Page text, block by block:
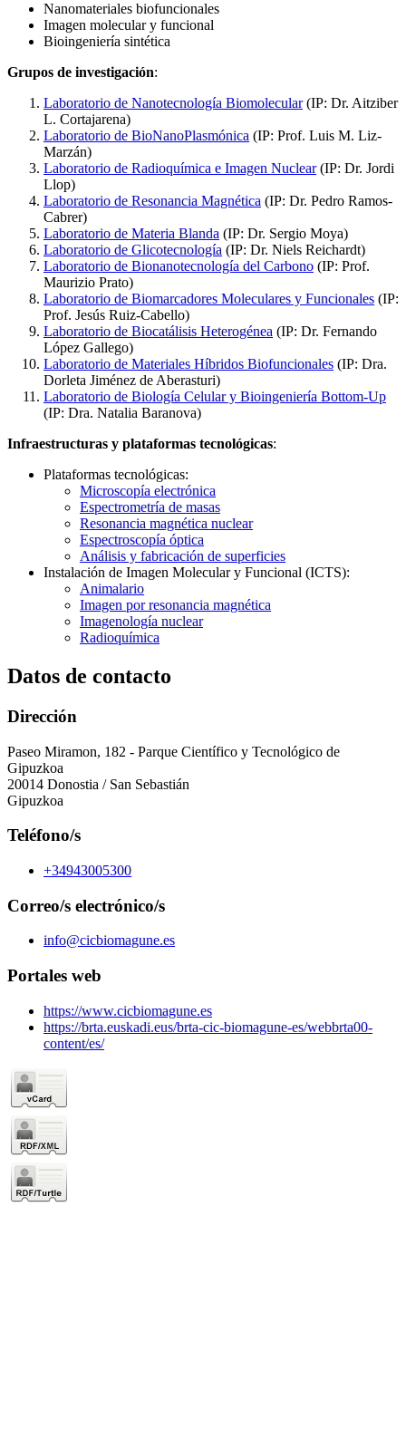
Nanomateriales biofuncionales
Imagen molecular y funcional
Bioingeniería sintética
Grupos de investigación:
Laboratorio de Nanotecnología Biomolecular(IP: Dr. Aitziber
L. Cortajarena)
Laboratorio de BioNanoPlasmónica (IP: Prof. Luis M. Liz-
Marzán)
Laboratorio de Radioquímica e Imagen Nuclear(IP: Dr. Jordi
Llop)
Laboratorio de Resonancia Magnética (IP: Dr. Pedro Ramos-
Cabrer)
Laboratorio de Materia Blanda (IP: Dr. Sergio Moya)
Laboratorio de Glicotecnología (IP: Dr. Niels Reichardt)
Laboratorio de Bionanotecnología del Carbono (IP: Prof.
Maurizio Prato)
Laboratorio de Biomarcadores Moleculares y Funcionales (IP:
Prof. Jesús Ruiz-Cabello)
Laboratorio de Biocatálisis Heterogénea (IP: Dr. Fernando
López Gallego)
Laboratorio de Materiales Híbridos Biofuncionales (IP: Dra.
Dorleta Jiménez de Aberasturi)
Laboratorio de Biología Celular y Bioingeniería Bottom-Up
(IP: Dra. Natalia Baranova)
Infraestructuras y plataformas tecnológicas:
Plataformas tecnológicas:
Microscopía electrónica
Espectrometría de masas
Resonancia magnética nuclear
Espectroscopía óptica
Análisis y fabricación de superficies
Instalación de Imagen Molecular y Funcional (ICTS):
Animalario
Imagen por resonancia magnética
Imagenología nuclear
Radioquímica
Datos de contacto
Dirección
Paseo Miramon, 182 - Parque Científico y Tecnológico de
Gipuzkoa
20014 Donostia / San Sebastián
Gipuzkoa
Teléfono/s
+34943005300
Correo/s electrónico/s
info@cicbiomagune.es
Portales web
https://www.cicbiomagune.es
https://brta.euskadi.eus/brta-cic-biomagune-es/webbrta00-
content/es/